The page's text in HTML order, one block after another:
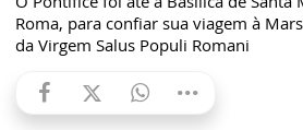
Roma, para confiar sua viagem à
da Virgem Salus Populi Romani